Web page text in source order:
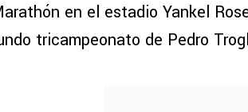
en el estadio Yankel
tricampeonato de Pedro